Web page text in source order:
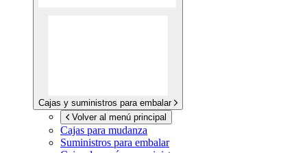
Cajas y suministros para embalar
Volver al menú principal
Cajas para mudanza
Suministros para embalar